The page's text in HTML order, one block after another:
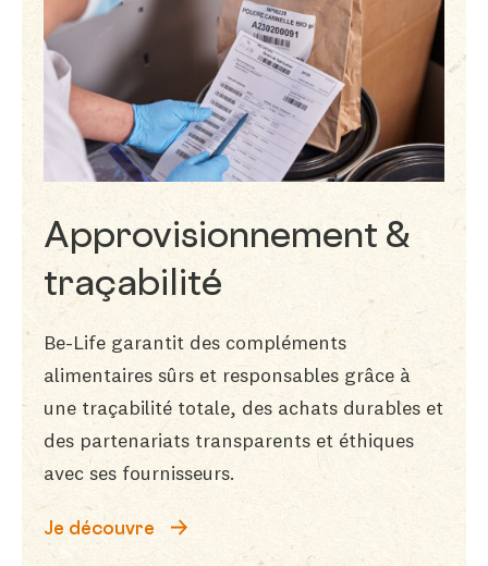
Approvisionnement &
traçabilité
Be-Life garantit des compléments
alimentaires sûrs et responsables grâce à
une traçabilité totale, des achats durables et
des partenariats transparents et éthiques
avec ses fournisseurs.
Je découvre